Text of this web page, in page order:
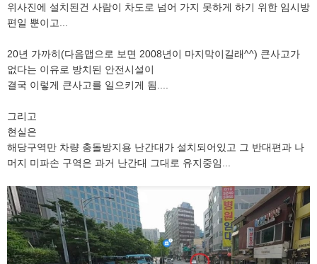
위사진에 설치된건 사람이 차도로 넘어 가지 못하게 하기 위한 임시방
편일 뿐이고...
20년 가까히(다음맵으로 보면 2008년이 마지막이길래^^) 큰사고가
없다는 이유로 방치된 안전시설이
결국 이렇게 큰사고를 일으키게 됨....
그리고
현실은
해당구역만 차량 충돌방지용 난간대가 설치되어있고 그 반대편과 나
머지 미파손 구역은 과거 난간대 그대로 유지중임...